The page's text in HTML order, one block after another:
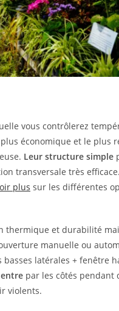
vous contrôlerez
économique et le plus
Leur structure simple
transversale très
plus sur les différentes
thermique et durabilité
manuelle ou
latérales + fenêtre
entre par les côtés pendant
violents.